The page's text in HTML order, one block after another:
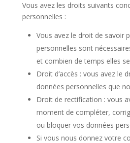
Vous avez les droits suivants
personnelles :
Vous avez le droit de savoir
personnelles sont
et combien de temps elles
Droit d’accès : vous avez le
données personnelles que
Droit de rectification : vous
moment de compléter,
ou bloquer vos données
Si vous nous donnez votre